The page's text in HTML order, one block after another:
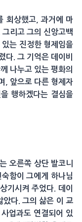
회상했고, 과거에 마
리고 그의 신앙고백
는 진정한 형제임을
다. 그 기억은 데이비
나누고 있는 평화의
, 앞으로 다른 형제자
행하겠다는 결심을
오른쪽 상단 발코니
함이 그에게 하나님
기시켜 주었다. 데이
았다. 그의 삶은 이 교
업과도 연결되어 있